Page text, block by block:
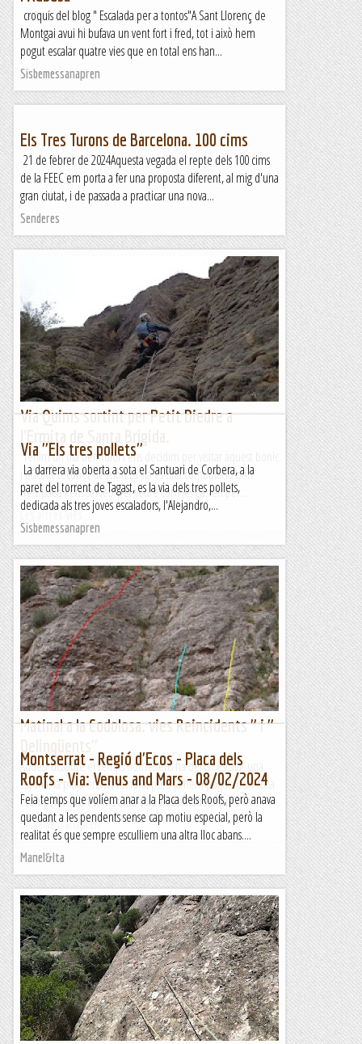
croquis del blog " Escalada per a tontos"A Sant Llorenç de
Montgai avui hi bufava un vent fort i fred, tot i això hem
pogut escalar quatre vies que en total ens han...
Sisbemessanapren
Els Tres Turons de Barcelona. 100 cims
21 de febrer de 2024Aquesta vegada el repte dels 100 cims
de la FEEC em porta a fer una proposta diferent, al mig d'una
gran ciutat, i de passada a practicar una nova...
Senderes
Via Quims sortint per Petit Diedre a
Tenim un dia ben rufol i ens decidim per visitar aquest bonic
i bucòlic reconet de món.La via es una combinació ben
trempada i ens serveix per veure com les gasten per...
Les altres vies...
Via "Els tres pollets"
La darrera via oberta a sota el Santuari de Corbera, a la
paret del torrent de Tagast, es la via dels tres pollets,
dedicada als tres joves escaladors, l'Alejandro,...
Sisbemessanapren
Matinal a la Codolosa. vies Reincidents " i "
Aquest dissabte el temps només ens ha deixat escalar una
estona, la pluja ens ha fet fora, però ja hem pogut tocar roca
i compartir una estona amb tots els escaladors que ens...
Sisbemessanapren
Montserrat - Regió d'Ecos - Placa dels
Roofs - Via: Venus and Mars - 08/02/2024
Feia temps que volíem anar a la Placa dels Roofs, però anava
quedant a les pendents sense cap motiu especial, però la
realitat és que sempre esculliem una altra lloc abans....
Manel&Ita